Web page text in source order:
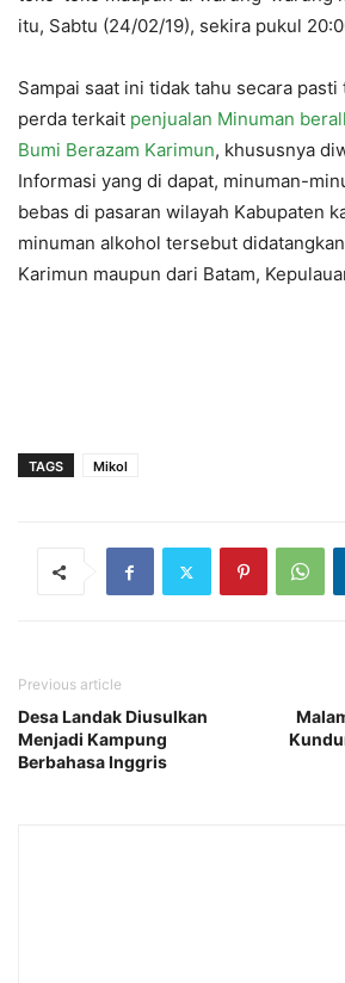
itu, Sabtu (24/02/19), sekira pukul
Sampai saat ini tidak tahu secara
perda terkait penjualan Minuman
Bumi Berazam Karimun, khususnya
Informasi yang di dapat, minuman-
bebas di pasaran wilayah Kabupaten
minuman alkohol tersebut
Karimun maupun dari Batam,
TAGS Mikol
Previous article
Desa Landak Diusulkan
Menjadi Kampung
Berbahasa Inggris